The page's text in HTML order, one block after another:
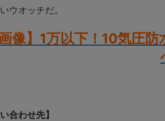
ウオッチだ。
画像】1万以下！10気圧
い合わせ先】